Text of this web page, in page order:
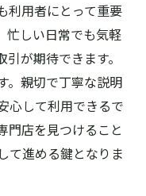
利用者にとって重要
忙しい日常でも気軽
が期待できます。
。親切で丁寧な説明
心して利用できるで
門店を見つけること
て進める鍵となりま